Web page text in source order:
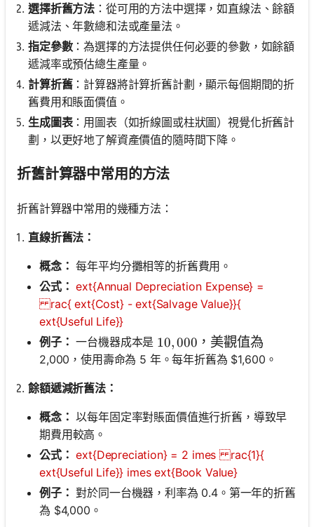
選擇折舊方法 ：從可用的方法中選擇，如直線法、餘額
遞減法、年數總和法或產量法。
指定參數：為選擇的方法提供任何必要的參數，如餘額
遞減率或預估總生產量。
計算折舊：計算器將計算折舊計劃，顯示每個期間的折
舊費用和賬面價值。
生成圖表：用圖表（如折線圖或柱狀圖）視覺化折舊計
劃，以更好地了解資產價值的隨時間下降。
折舊計算器中常用的方法
折舊計算器中常用的幾種方法：
直線折舊法：
概念： 每年平均分攤相等的折舊費用。
公式： ext{Annual Depreciation Expense} =
rac{ ext{Cost} - ext{Salvage Value}}{
ext{Useful Life}}
例子： 一台機器成本是 10,000，美觀值為
10,000 ，美觀值為
2,000，使用壽命為 5 年。每年折舊為 $1,600。
餘額遞減折舊法：
概念： 以每年固定率對賬面價值進行折舊，導致早
期費用較高。
公式： ext{Depreciation} = 2 imes rac{1}{
ext{Useful Life}} imes ext{Book Value}
例子： 對於同一台機器，利率為 0.4。第一年的折舊
為 $4,000。